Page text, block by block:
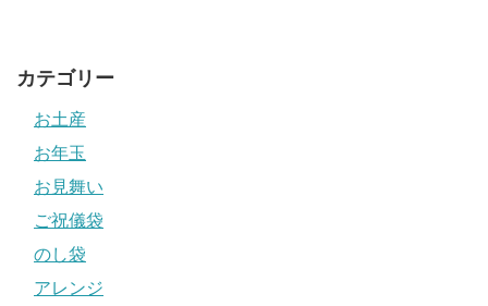
カテゴリー
お土産
お年玉
お見舞い
ご祝儀袋
のし袋
アレンジ